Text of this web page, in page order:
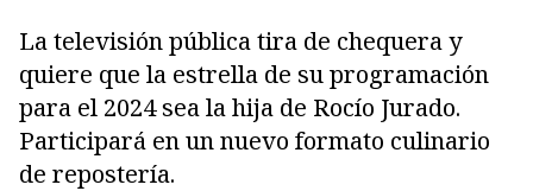
La televisión pública tira de chequera y
quiere que la estrella de su programación
para el 2024 sea la hija de Rocío Jurado.
Participará en un nuevo formato culinario
de repostería.